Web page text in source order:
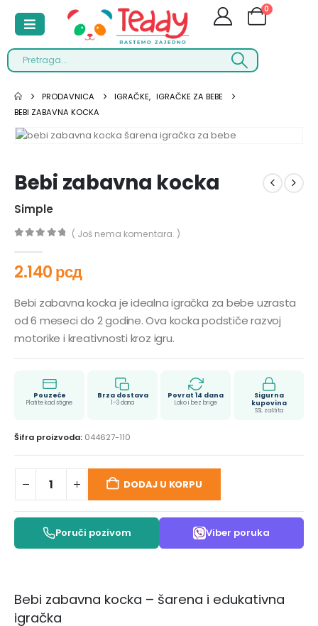
0
PRODAVNICA IGRAČKE, IGRAČKE ZA BEBE
BEBI ZABAVNA KOCKA
Bebi zabavna kocka
Simple
( Još nema komentara. )
2.140рсд
Bebi zabavna kocka je idealna igračka za bebe uzrasta
od 6 meseci do 2 godine. Ova kocka podstiče razvoj
motorike i kreativnosti kroz igru.
Pouzeće
Platite kad stigne
Brza dostava
1–3 dana
Povrat 14 dana
Lako i bez brige
Sigurna
kupovina
SSL zaštita
Šifra proizvoda: 044627-110
DODAJ U KORPU
Poruči pozivom Viber poruka
Bebi zabavna kocka – šarena i edukativna
igračka